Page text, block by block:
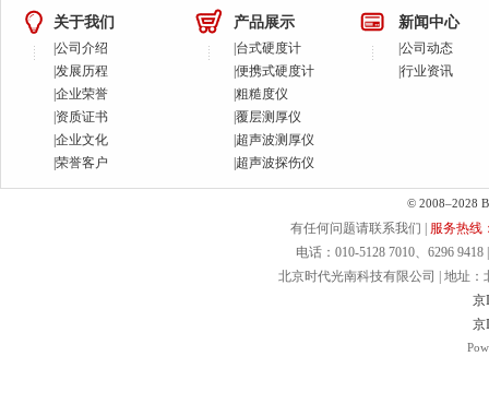
关于我们
公司介绍
发展历程
企业荣誉
资质证书
企业文化
荣誉客户
产品展示
台式硬度计
便携式硬度计
粗糙度仪
覆层测厚仪
超声波测厚仪
超声波探伤仪
新闻中心
公司动态
行业资讯
© 2008–2028
有任何问题请联系我们 | 服务热线
电话：010-5128 7010、6296 9418
北京时代光南科技有限公司 | 地址：
京
京